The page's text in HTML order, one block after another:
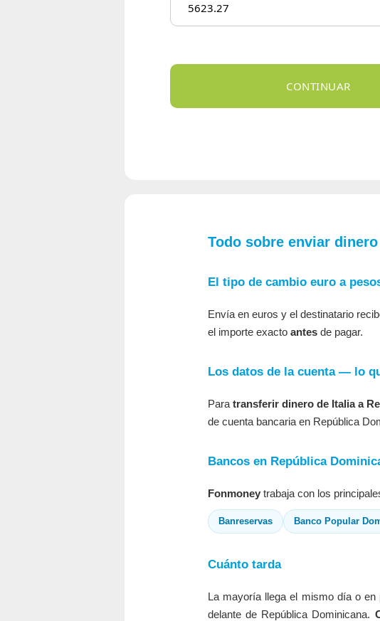
Todo sobre enviar
El tipo de cambio euro a
Envía en euros y el destinatario
el importe exactoantes de pagar.
Los datos de la cuenta — lo
Paratransferir dinero de Italia a
de cuenta bancaria en República
Bancos en República
Fonmoney trabaja con los
Banreservas Banco Popular
Cuánto tarda
La mayoría llega el mismo día o
delante de República Dominicana.